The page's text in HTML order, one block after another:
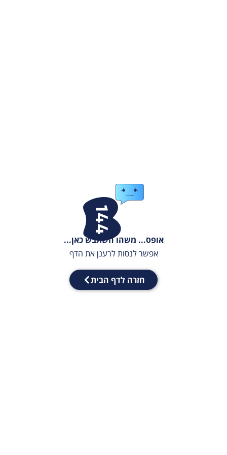
אופס... משהו השתבש כאן...
אפשר לנסות לרענן את הדף
חזרה לדף הבית